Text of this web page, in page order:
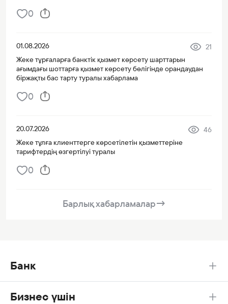
0
01.08.2026
21
Жеке тұрғаларға банктік қызмет көрсету шарттарын
ағымдағы шоттарға қызмет көрсету бөлігінде орандаудан
біржақты бас тарту туралы хабарлама
0
20.07.2026
46
Жеке тұлға клиенттерге көрсетілетін қызметтеріне
тарифтердің өзгертілуі туралы
0
Барлық хабарламалар→
Банк
Бизнес үшін